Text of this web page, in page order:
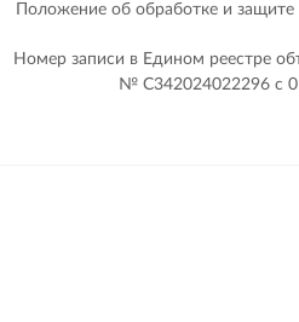
Положение об обработке и
Номер записи в Едином реестре
№ С342024022296 c